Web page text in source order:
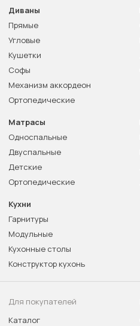
Диваны
Прямые
Угловые
Кушетки
Софы
Механизм аккордеон
Ортопедические
Матрасы
Односпальные
Двуспальные
Детские
Ортопедические
Кухни
Гарнитуры
Модульные
Кухонные столы
Конструктор кухонь
Для покупателей
Каталог